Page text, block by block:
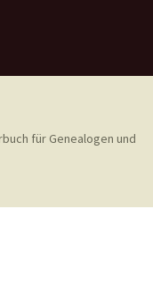
für Genealogen und